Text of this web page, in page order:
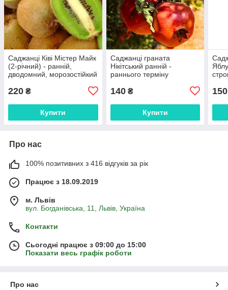
Саджанці Ківі Містер Майк
(2-річний) - ранній,
дводомний, морозостійкий
220 ₴
Купити
Саджанці граната
Нікітський ранній -
раннього терміну
морозостійкий Р9
140₴
Купити
150
Про нас
100% позитивних з 416 відгуків за рік
Працює з 18.09.2019
м. Львів
вул. Богданівська, 11, Львів, Україна
Контакти
Сьогодні працює з 09:00 до 15:00
Показати весь графік роботи
Про нас